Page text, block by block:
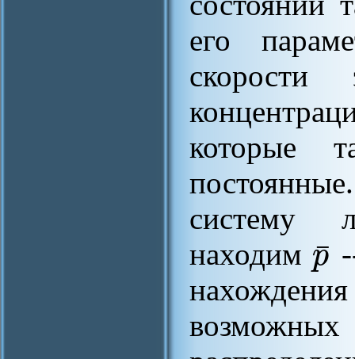
его
скорости
которые
систему
находим p
¯